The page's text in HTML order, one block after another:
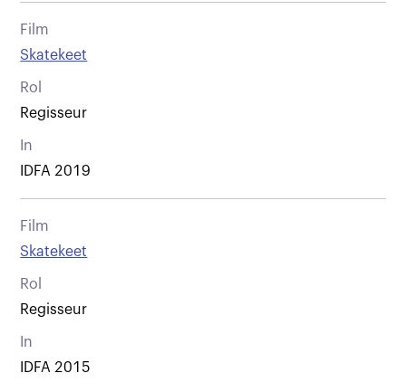
Film
Skatekeet
Rol
Regisseur
In
IDFA 2019
Film
Skatekeet
Rol
Regisseur
In
IDFA 2015